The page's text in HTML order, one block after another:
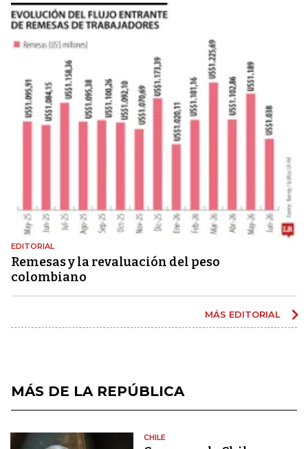
EDITORIAL
Remesas y la revaluación del peso
colombiano
MÁS EDITORIAL
MÁS DE LA REPÚBLICA
CHILE